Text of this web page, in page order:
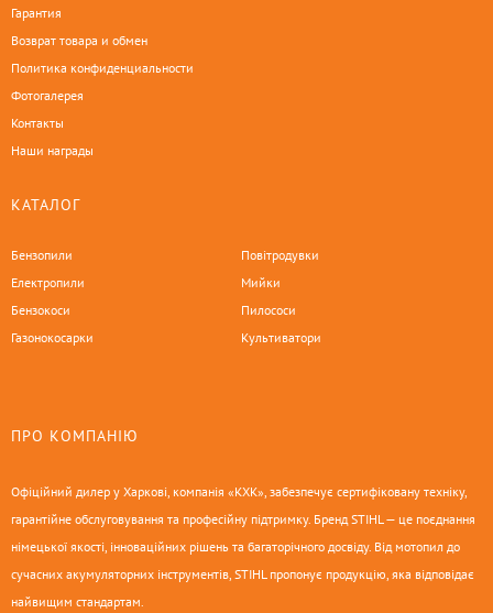
Гарантия
Возврат товара и обмен
Политика конфиденциальности
Фотогалерея
Контакты
Наши награды
КАТАЛОГ
Бензопили
Електропили
Бензокоси
Газонокосарки
Повітродувки
Мийки
Пилососи
Культиватори
ПРО КОМПАНІЮ
Офіційний дилер у Харкові, компанія «КХК», забезпечує сертифіковану техніку,
гарантійне обслуговування та професійну підтримку. Бренд STIHL — це поєднання
німецької якості, інноваційних рішень та багаторічного досвіду. Від мотопил до
сучасних акумуляторних інструментів, STIHL пропонує продукцію, яка відповідає
найвищим стандартам.